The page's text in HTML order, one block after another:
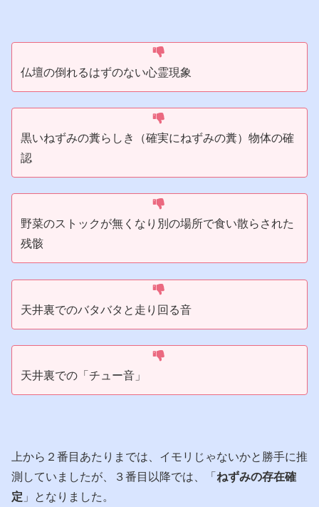
仏壇の倒れるはずのない心霊現象
黒いねずみの糞らしき（確実にねずみの糞）物体の確
認
野菜のストックが無くなり別の場所で食い散らされた
残骸
天井裏でのバタバタと走り回る音
天井裏での「チュー音」
上から２番目あたりまでは、イモリじゃないかと勝手に推
測していましたが、３番目以降では、「 ねずみの存在確
定 」となりました。